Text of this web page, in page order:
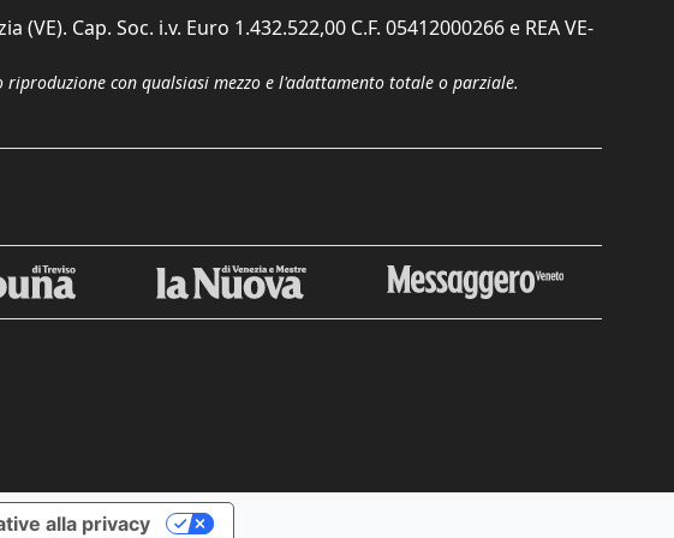
Cap. Soc. i.v. Euro 1.432.522,00 C.F. 05412000266 e REA VE-
con qualsiasi mezzo e l'adattamento totale o parziale.
alla privacy